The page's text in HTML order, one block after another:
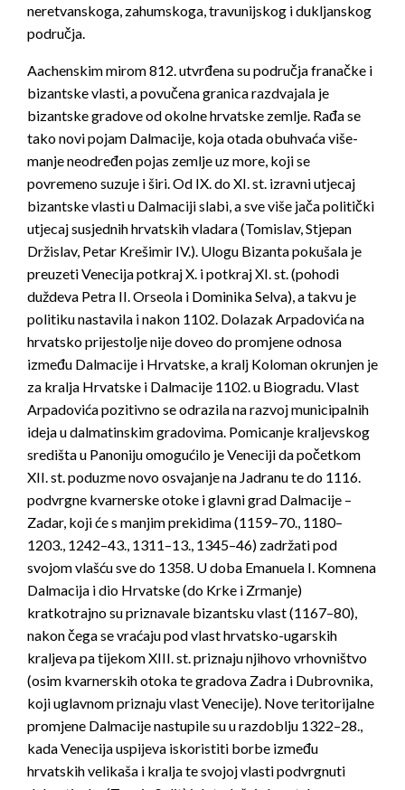
neretvanskoga, zahumskoga, travunijskog i dukljanskog
područja.
Aachenskim mirom 812. utvrđena su područja franačke i
bizantske vlasti, a povučena granica razdvajala je
bizantske gradove od okolne hrvatske zemlje. Rađa se
tako novi pojam Dalmacije, koja otada obuhvaća više-
manje neodređen pojas zemlje uz more, koji se
povremeno suzuje i širi. Od IX. do XI. st. izravni utjecaj
bizantske vlasti u Dalmaciji slabi, a sve više jača politički
utjecaj susjednih hrvatskih vladara (Tomislav, Stjepan
Držislav, Petar Krešimir IV.). Ulogu Bizanta pokušala je
preuzeti Venecija potkraj X. i potkraj XI. st. (pohodi
duždeva Petra II. Orseola i Dominika Selva), a takvu je
politiku nastavila i nakon 1102. Dolazak Arpadovića na
hrvatsko prijestolje nije doveo do promjene odnosa
između Dalmacije i Hrvatske, a kralj Koloman okrunjen je
za kralja Hrvatske i Dalmacije 1102. u Biogradu. Vlast
Arpadovića pozitivno se odrazila na razvoj municipalnih
ideja u dalmatinskim gradovima. Pomicanje kraljevskog
središta u Panoniju omogućilo je Veneciji da početkom
XII. st. poduzme novo osvajanje na Jadranu te do 1116.
podvrgne kvarnerske otoke i glavni grad Dalmacije –
Zadar, koji će s manjim prekidima (1159–70., 1180–
1203., 1242–43., 1311–13., 1345–46) zadržati pod
svojom vlašću sve do 1358. U doba Emanuela I. Komnena
Dalmacija i dio Hrvatske (do Krke i Zrmanje)
kratkotrajno su priznavale bizantsku vlast (1167–80),
nakon čega se vraćaju pod vlast hrvatsko-ugarskih
kraljeva pa tijekom XIII. st. priznaju njihovo vrhovništvo
(osim kvarnerskih otoka te gradova Zadra i Dubrovnika,
koji uglavnom priznaju vlast Venecije). Nove teritorijalne
promjene Dalmacije nastupile su u razdoblju 1322–28.,
kada Venecija uspijeva iskoristiti borbe između
hrvatskih velikaša i kralja te svojoj vlasti podvrgnuti